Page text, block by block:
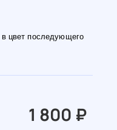
1 800 ₽
в цвет последующего